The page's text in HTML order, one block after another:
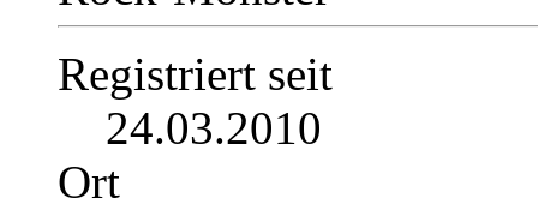
Registriert seit
24.03.2010
Ort